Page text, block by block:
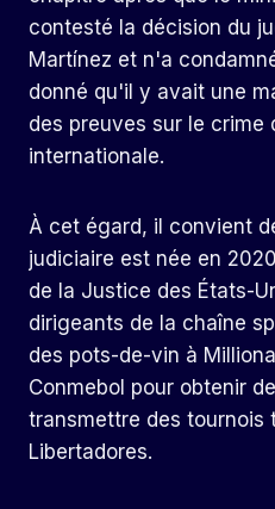
contesté la décision du
Martínez et n'a
donné qu'il y avait une
des preuves sur le crime
internationale.
À cet égard, il convient
judiciaire est née en
de la Justice des États-
dirigeants de la chaîne
des pots-de-vin à
Conmebol pour obtenir
transmettre des tournois
Libertadores.